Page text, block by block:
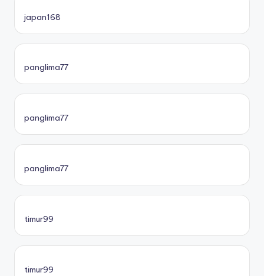
japan168
panglima77
panglima77
panglima77
timur99
timur99